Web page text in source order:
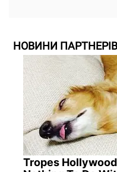
НОВИНИ ПАРТНЕРІВ
Tropes